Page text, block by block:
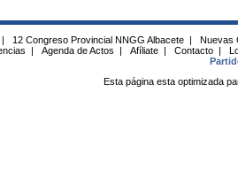
| 12 Congreso Provincial NNGG Albacete |
Nuevas
| Agenda de Actos | Afíliate | Contacto |
Esta página esta optimizada